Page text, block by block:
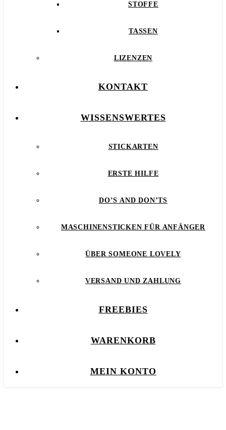
STOFFE
TASSEN
LIZENZEN
KONTAKT
WISSENSWERTES
STICKARTEN
ERSTE HILFE
DO’S AND DON’TS
MASCHINENSTICKEN FÜR ANFÄNGER
ÜBER SOMEONE LOVELY
VERSAND UND ZAHLUNG
FREEBIES
WARENKORB
MEIN KONTO